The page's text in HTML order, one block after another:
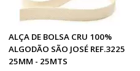
ALÇA DE BOLSA CRU 100%
ALGODÃO SÃO JOSÉ REF.3225
25MM - 25MTS